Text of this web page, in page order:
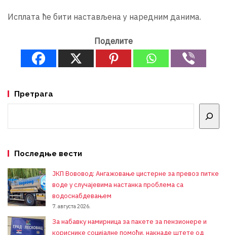
Исплата ће бити настављена у наредним данима.
Поделите
Претрага
Последње вести
ЈКП Вововод: Ангажовање цистерне за превоз питке
воде у случајевима настанка проблема са
водоснабдевањем
7. августа 2026.
За набавку намирница за пакете за пензионере и
кориснике социјалне помоћи, накнаде штете од